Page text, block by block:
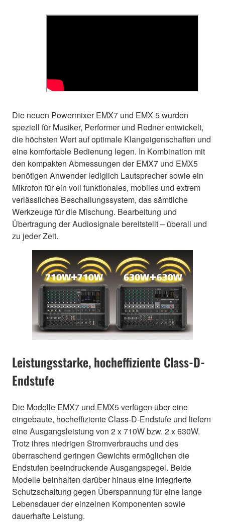
Die neuen Powermixer EMX7 und EMX 5 wurden
speziell für Musiker, Performer und Redner entwickelt,
die höchsten Wert auf optimale Klangeigenschaften und
eine komfortable Bedienung legen. In Kombination mit
den kompakten Abmessungen der EMX7 und EMX5
benötigen Anwender lediglich Lautsprecher sowie ein
Mikrofon für ein voll funktionales, mobiles und extrem
verlässliches Beschallungssystem, das sämtliche
Werkzeuge für die Mischung. Bearbeitung und
Übertragung der Audiosignale bereitstellt – überall und
zu jeder Zeit.
Leistungsstarke, hocheffiziente Class-D-
Endstufe
Die Modelle EMX7 und EMX5 verfügen über eine
eingebaute, hocheffiziente Class-D-Endstufe und liefern
eine Ausgangsleistung von 2 x 710W bzw. 2 x 630W.
Trotz ihres niedrigen Stromverbrauchs und des
überraschend geringen Gewichts ermöglichen die
Endstufen beeindruckende Ausgangspegel. Beide
Modelle beinhalten darüber hinaus eine integrierte
Schutzschaltung gegen Überspannung für eine lange
Lebensdauer der einzelnen Komponenten sowie
dauerhafte Leistung.